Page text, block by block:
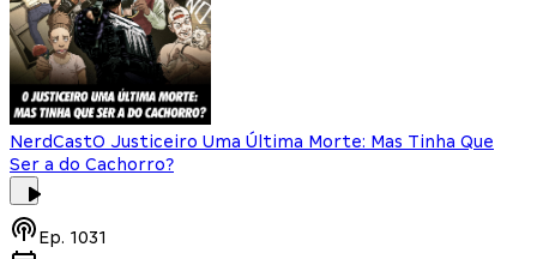
NerdCastO Justiceiro Uma Última Morte: Mas Tinha Que
Ser a do Cachorro?
Ep. 1031